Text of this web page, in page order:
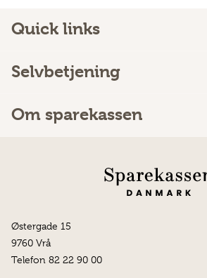
Quick links
Selvbetjening
Om sparekassen
Østergade 15
9760 Vrå
Telefon 82 22 90 00